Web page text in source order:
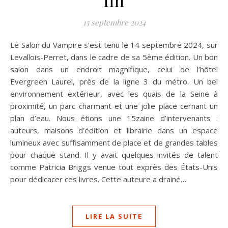
15 septembre 2024
Le Salon du Vampire s’est tenu le 14 septembre 2024, sur
Levallois-Perret, dans le cadre de sa 5ème édition. Un bon
salon dans un endroit magnifique, celui de l’hôtel
Evergreen Laurel, près de la ligne 3 du métro. Un bel
environnement extérieur, avec les quais de la Seine à
proximité, un parc charmant et une jolie place cernant un
plan d’eau. Nous étions une 15zaine d’intervenants :
auteurs, maisons d’édition et librairie dans un espace
lumineux avec suffisamment de place et de grandes tables
pour chaque stand. Il y avait quelques invités de talent
comme Patricia Briggs venue tout exprès des États-Unis
pour dédicacer ces livres. Cette auteure a drainé…
LIRE LA SUITE